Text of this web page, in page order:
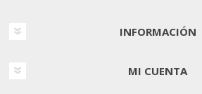
INFORMACIÓN
MI CUENTA